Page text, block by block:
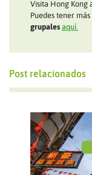
Visita Hong Kong
Puedes tener
grupales aquí.
Post relacionados